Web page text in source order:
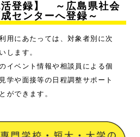
活登録】 ～広島県社会
センターへ登録～
用にあたっては、対象者別に次
します。
イベント情報や相談員による個
学や面接等の日程調整サポート
ができます。